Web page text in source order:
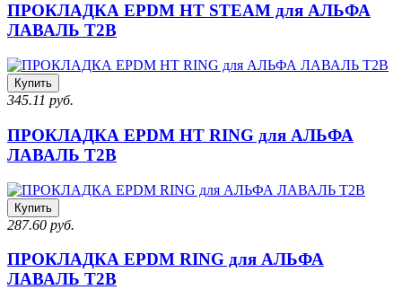
ПРОКЛАДКА EPDM HT STEAM для АЛЬФА
ЛАВАЛЬ T2B
Купить
345.11 руб.
ПРОКЛАДКА EPDM HT RING для АЛЬФА
ЛАВАЛЬ T2B
Купить
287.60 руб.
ПРОКЛАДКА EPDM RING для АЛЬФА
ЛАВАЛЬ T2B